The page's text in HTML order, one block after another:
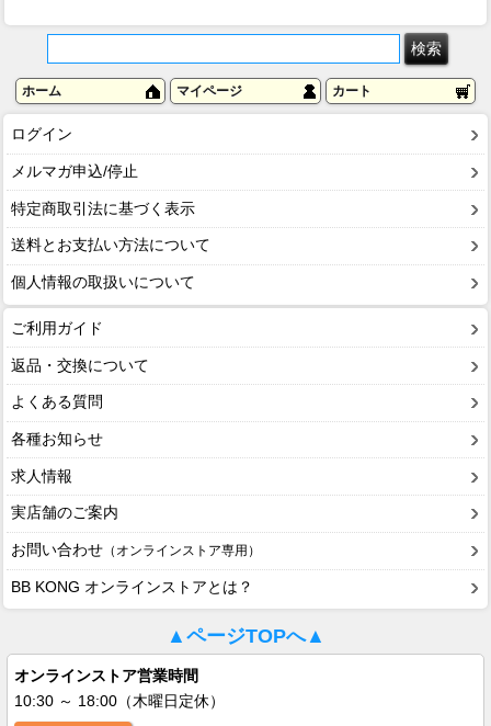
ホーム マイページ カート
ログイン
メルマガ申込/停止
特定商取引法に基づく表示
送料とお支払い方法について
個人情報の取扱いについて
ご利用ガイド
返品・交換について
よくある質問
各種お知らせ
求人情報
実店舗のご案内
お問い合わせ （オンラインストア専用）
BB KONG オンラインストアとは？
▲ページTOPへ▲
オンラインストア営業時間
10:30 ～ 18:00（木曜日定休）